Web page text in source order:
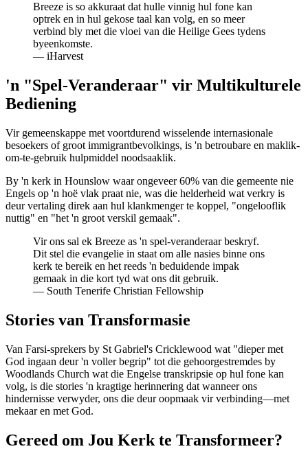
Breeze is so akkuraat dat hulle vinnig hul fone kan
optrek en in hul gekose taal kan volg, en so meer
verbind bly met die vloei van die Heilige Gees tydens
byeenkomste.
— iHarvest
'n "Spel-Veranderaar" vir Multikulturele
Bediening
Vir gemeenskappe met voortdurend wisselende internasionale
besoekers of groot immigrantbevolkings, is 'n betroubare en maklik-
om-te-gebruik hulpmiddel noodsaaklik.
By 'n kerk in Hounslow waar ongeveer 60% van die gemeente nie
Engels op 'n hoë vlak praat nie, was die helderheid wat verkry is
deur vertaling direk aan hul klankmenger te koppel, "ongelooflik
nuttig" en "het 'n groot verskil gemaak".
Vir ons sal ek Breeze as 'n spel-veranderaar beskryf.
Dit stel die evangelie in staat om alle nasies binne ons
kerk te bereik en het reeds 'n beduidende impak
gemaak in die kort tyd wat ons dit gebruik.
— South Tenerife Christian Fellowship
Stories van Transformasie
Van Farsi-sprekers by St Gabriel's Cricklewood wat "dieper met
God ingaan deur 'n voller begrip" tot die gehoorgestremdes by
Woodlands Church wat die Engelse transkripsie op hul fone kan
volg, is die stories 'n kragtige herinnering dat wanneer ons
hindernisse verwyder, ons die deur oopmaak vir verbinding—met
mekaar en met God.
Gereed om Jou Kerk te Transformeer?